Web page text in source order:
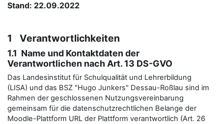
Stand: 22.09.2022
1 Verantwortlichkeiten
1.1 Name und Kontaktdaten der
Verantwortlichen nach Art. 13 DS-GVO
Das Landesinstitut für Schulqualität und Lehrerbildung
(LISA) und das BSZ "Hugo Junkers" Dessau-Roßlau sind im
Rahmen der geschlossenen Nutzungsvereinbarung
gemeinsam für die datenschutzrechtlichen Belange der
Moodle-Plattform URL der Plattform verantwortlich (Art. 26